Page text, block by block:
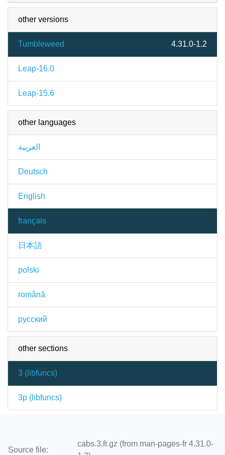
other versions
Tumbleweed 4.31.0-1.2
Leap-16.0
Leap-15.6
other languages
العربية
Deutsch
English
français
日本語
polski
română
русский
other sections
3 ( libfuncs)
3p ( libfuncs)
Source file:
cabs.3.fr.gz (from man-pages-fr 4.31.0-